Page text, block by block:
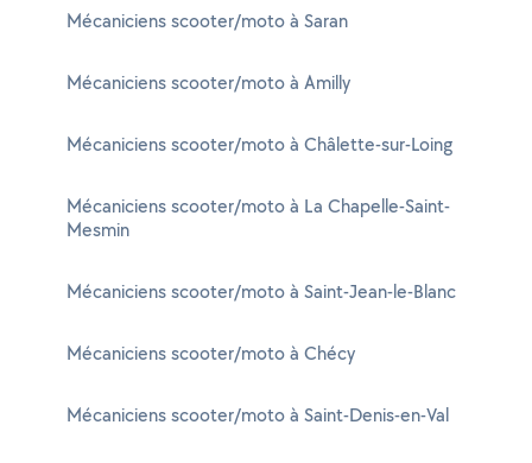
Mécaniciens scooter/moto à Saran
Mécaniciens scooter/moto à Amilly
Mécaniciens scooter/moto à Châlette-sur-Loing
Mécaniciens scooter/moto à La Chapelle-Saint-
Mesmin
Mécaniciens scooter/moto à Saint-Jean-le-Blanc
Mécaniciens scooter/moto à Chécy
Mécaniciens scooter/moto à Saint-Denis-en-Val